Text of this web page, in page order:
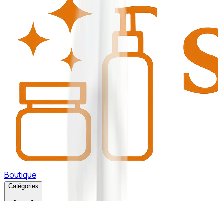
Boutique
Catégories